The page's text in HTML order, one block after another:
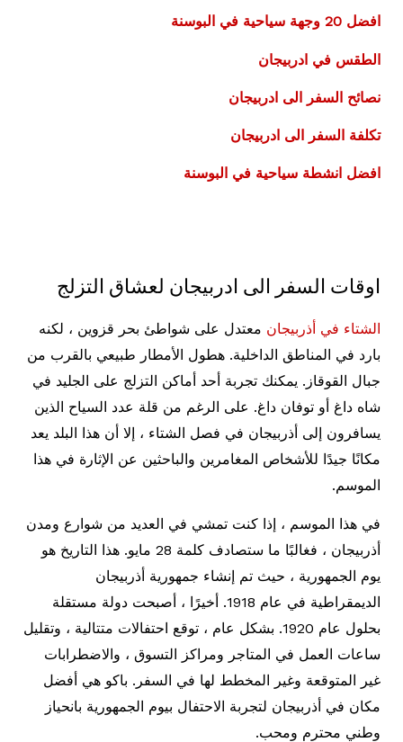
افضل 20 وجهة سياحية في البوسنة
الطقس في ادربيجان
نصائح السفر الى ادربيجان
تكلفة السفر الى ادربيجان
افضل انشطة سياحية في البوسنة
اوقات السفر الى ادربيجان لعشاق التزلج
الشتاء في أذربيجان معتدل على شواطئ بحر قزوين ، لكنه
بارد في المناطق الداخلية. هطول الأمطار طبيعي بالقرب من
جبال القوقاز. يمكنك تجربة أحد أماكن التزلج على الجليد في
شاه داغ أو توفان داغ. على الرغم من قلة عدد السياح الذين
يسافرون إلى أذربيجان في فصل الشتاء ، إلا أن هذا البلد يعد
مكانًا جيدًا للأشخاص المغامرين والباحثين عن الإثارة في هذا
الموسم.
في هذا الموسم ، إذا كنت تمشي في العديد من شوارع ومدن
أذربيجان ، فغالبًا ما ستصادف كلمة 28 مايو. هذا التاريخ هو
يوم الجمهورية ، حيث تم إنشاء جمهورية أذربيجان
الديمقراطية في عام 1918. أخيرًا ، أصبحت دولة مستقلة
بحلول عام 1920. بشكل عام ، توقع احتفالات متتالية ، وتقليل
ساعات العمل في المتاجر ومراكز التسوق ، والاضطرابات
غير المتوقعة وغير المخطط لها في السفر. باكو هي أفضل
مكان في أذربيجان لتجربة الاحتفال بيوم الجمهورية بانحياز
وطني محترم ومحب.